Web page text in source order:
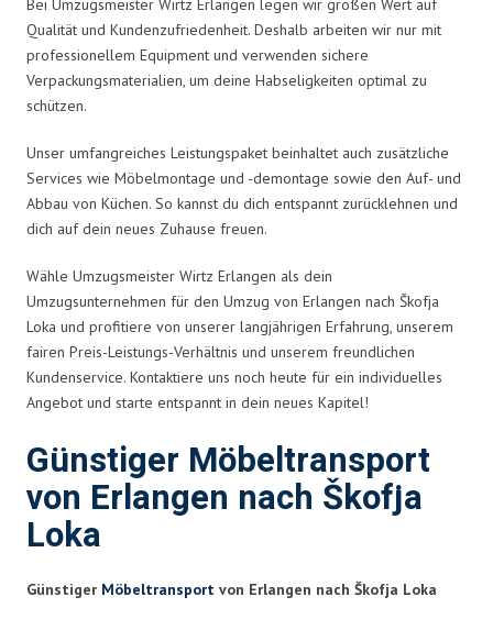
Bei Umzugsmeister Wirtz Erlangen legen wir großen Wert auf
Qualität und Kundenzufriedenheit. Deshalb arbeiten wir nur mit
professionellem Equipment und verwenden sichere
Verpackungsmaterialien, um deine Habseligkeiten optimal zu
schützen.
Unser umfangreiches Leistungspaket beinhaltet auch zusätzliche
Services wie Möbelmontage und -demontage sowie den Auf- und
Abbau von Küchen. So kannst du dich entspannt zurücklehnen und
dich auf dein neues Zuhause freuen.
Wähle Umzugsmeister Wirtz Erlangen als dein
Umzugsunternehmen für den Umzug von Erlangen nach Škofja
Loka und profitiere von unserer langjährigen Erfahrung, unserem
fairen Preis-Leistungs-Verhältnis und unserem freundlichen
Kundenservice. Kontaktiere uns noch heute für ein individuelles
Angebot und starte entspannt in dein neues Kapitel!
Günstiger Möbeltransport
von Erlangen nach Škofja
Loka
Günstiger Möbeltransport von Erlangen nach Škofja Loka